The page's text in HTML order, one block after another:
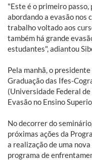
"Este é o primeiro
abordando a evasão nos
trabalho voltado aos
também há grande
estudantes", adiantou
Pela manhã, o
Graduação das Ifes-
(Universidade Federal
Evasão no Ensino
No decorrer do
próximas ações da
a realização de uma
programa de